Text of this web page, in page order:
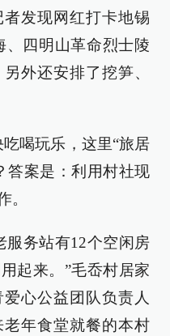
发现网红打卡地锡
、四明山革命烈士陵
外还安排了挖笋、
喝玩乐，这里“旅居
答案是：利用村社现
。
服务站有12个空闲房
起来。”毛岙村居家
心公益团队负责人
年食堂就餐的本村